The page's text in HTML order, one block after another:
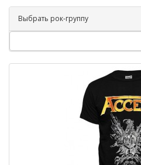
Выбрать рок-группу